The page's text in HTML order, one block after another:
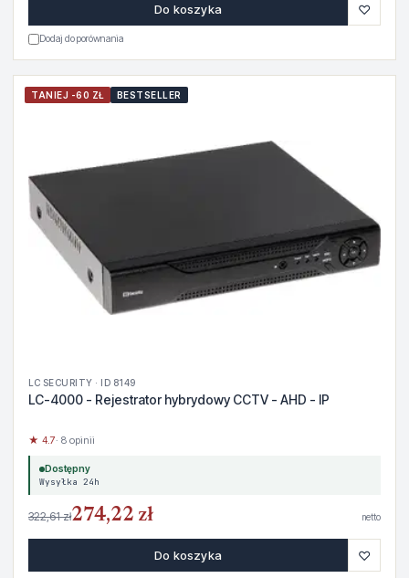
Do koszyka ♡
Dodaj do porównania
TANIEJ -60 ZŁ BESTSELLER
LC SECURITY · ID 8149
LC-4000 - Rejestrator hybrydowy CCTV - AHD - IP
★ 4.7· 8 opinii
Dostępny
Wysyłka 24h
322,61 zł274,22 zł netto
Do koszyka ♡